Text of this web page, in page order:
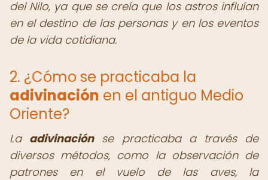
del Nilo, ya que se creía que los astros influían
en el destino de las personas y en los eventos
de la vida cotidiana.
2. ¿Cómo se practicaba la
adivinación en el antiguo Medio
Oriente?
La adivinaciónse practicaba a través de
diversos métodos, como la observación de
patrones en el vuelo de las aves, la